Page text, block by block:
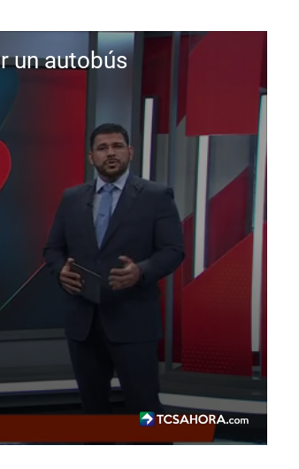
un autobús